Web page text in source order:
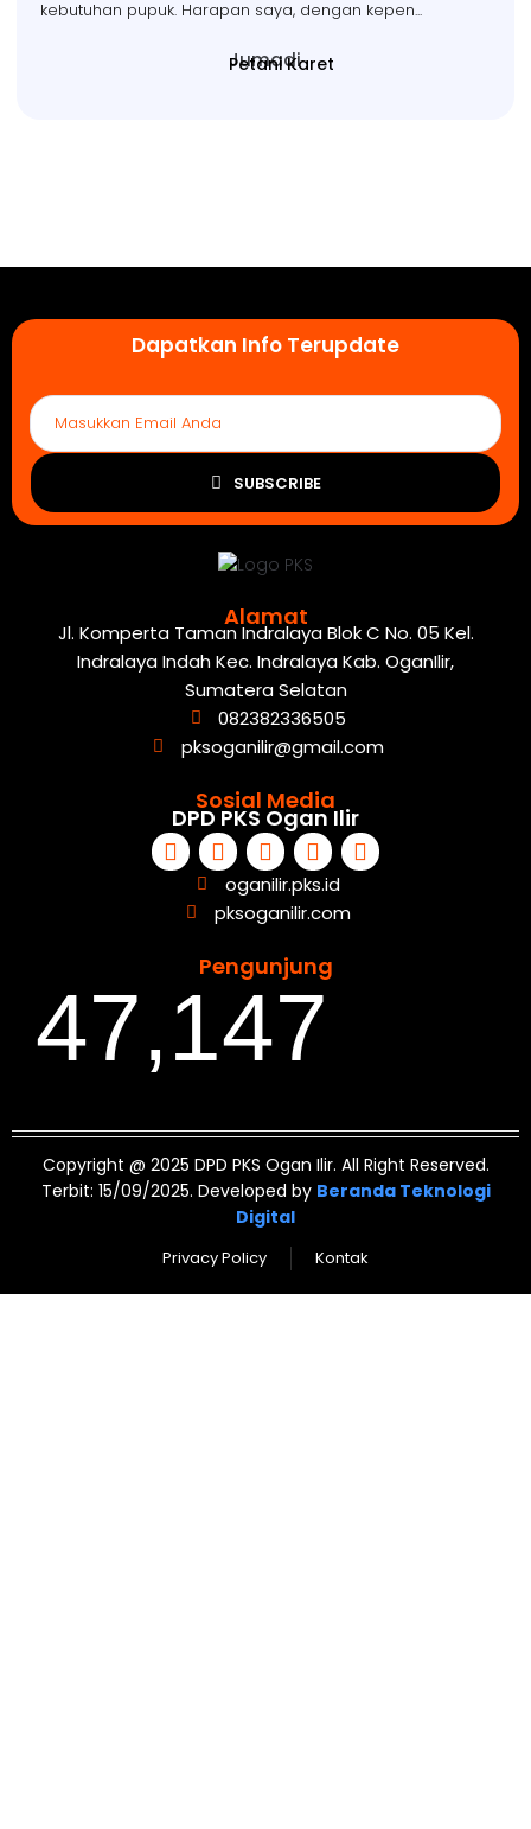
kebutuhan pupuk. Harapan saya, dengan kepen...
Jumadi
Petani Karet
Dapatkan Info Terupdate
SUBSCRIBE
Alamat
Jl. Komperta Taman Indralaya Blok C No. 05 Kel.
Indralaya Indah Kec. Indralaya Kab. OganIlir,
Sumatera Selatan
082382336505
pksoganilir@gmail.com
Sosial Media
DPD PKS Ogan Ilir
oganilir.pks.id
pksoganilir.com
Pengunjung
47,147
Copyright @ 2025 DPD PKS Ogan Ilir. All Right Reserved.
Terbit: 15/09/2025. Developed by Beranda Teknologi
Digital
Privacy Policy Kontak